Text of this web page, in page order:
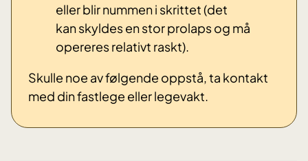
eller blir nummen i skrittet (det
kan skyldes en stor prolaps og må
opereres relativt raskt).
Skulle noe av følgende oppstå, ta kontakt
med din fastlege eller legevakt.